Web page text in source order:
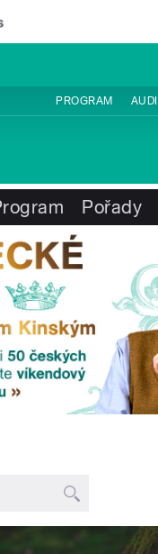
PROGRAM
Pořady